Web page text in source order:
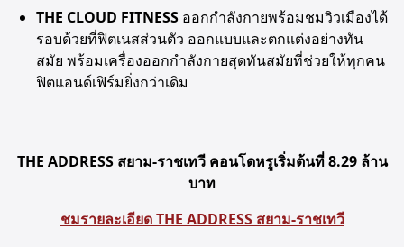
THE CLOUD FITNESS ออกกำลังกายพร้อมชมวิวเมืองได้
รอบด้วยที่ฟิตเนสส่วนตัว ออกแบบและตกแต่งอย่างทัน
สมัย พร้อมเครื่องออกกำลังกายสุดทันสมัยที่ช่วยให้ทุกคน
ฟิตแอนด์เฟิร์มยิ่งกว่าเดิม
THE ADDRESS สยาม-ราชเทวี คอนโดหรูเริ่มต้นที่ 8.29 ล้าน
บาท
ชมรายละเอียด THE ADDRESS สยาม-ราชเทวี